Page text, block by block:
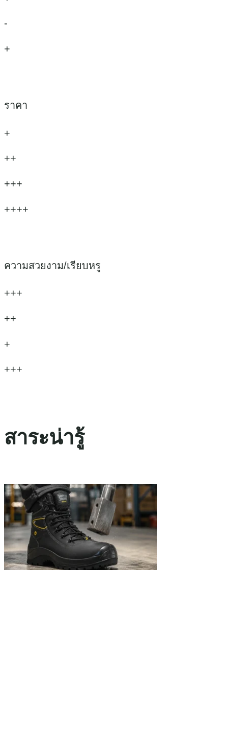
-
+
ราคา
+
++
+++
++++
ความสวยงาม/เรียบหรู
+++
++
+
+++
สาระน่ารู้